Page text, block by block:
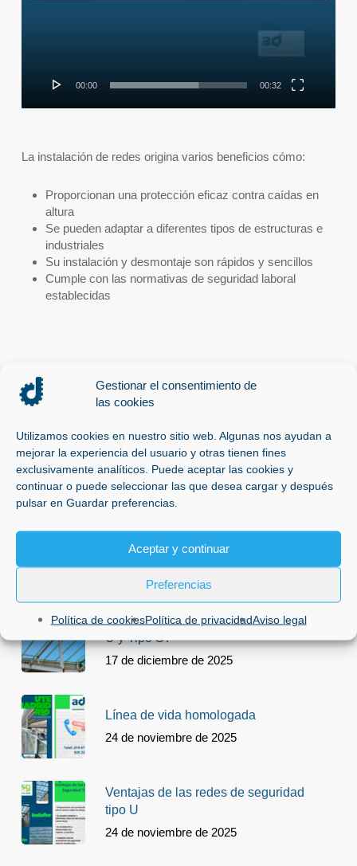
Gestionar el consentimiento de
las cookies
Utilizamos cookies en nuestro sitio web. Algunas nos ayudan a
mejorar la experiencia del usuario y otras tienen fines
exclusivamente analíticos. Puede aceptar las cookies y
continuar o puede seleccionar las que desea cargar y después
pulsar en Guardar preferencias.
Aceptar y continuar
Preferencias
Política de cookiesPolítica de privacidadAviso legal
00:00 00:32
La instalación de redes origina varios beneficios cómo:
Proporcionan una protección eficaz contra caídas en
altura
Se pueden adaptar a diferentes tipos de estructuras e
industriales
Su instalación y desmontaje son rápidos y sencillos
Cumple con las normativas de seguridad laboral
establecidas
ADSG les desea Felices Fiestas
17 de diciembre de 2025
Revisar redes de seguridad tipo S
17 de diciembre de 2025
¿Que son las redes de seguridad Tipo
U y Tipo S?
17 de diciembre de 2025
Línea de vida homologada
24 de noviembre de 2025
Ventajas de las redes de seguridad
tipo U
24 de noviembre de 2025